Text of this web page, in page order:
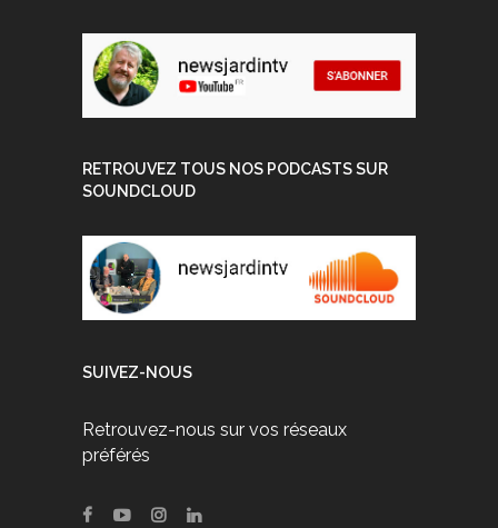
RETROUVEZ TOUS NOS PODCASTS SUR
SOUNDCLOUD
SUIVEZ-NOUS
Retrouvez-nous sur vos réseaux
préférés